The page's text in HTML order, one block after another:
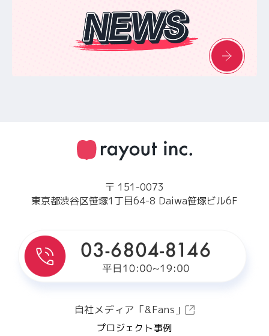
〒 151-0073
東京都渋谷区笹塚1丁目64-8 Daiwa笹塚ビル6F
自社メディア「&Fans」
プロジェクト事例